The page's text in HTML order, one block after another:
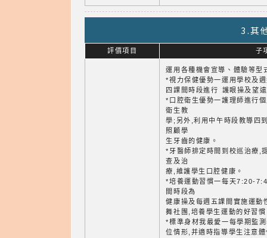
3.其
評價項目 子
運用各種機會宣導、體驗等
*視力保健優勢一運用學校及
四課間時段進行 護眼操及望
*口腔衛生優勢一護理師進行
衛生教
學;另外,利用中午時段教導四
照顧學
生牙齒的健康。
*牙醫師排定時間到校巡治療,
查及治
療,維護學生口腔健康。
*培養運動習慣一每天7:20-
間時段為
健康操及每週五課間實施運動
舞社團,培養學生運動的好習慣
*標準身材我最愛一每學期監
位情形,并適時指導學生注意